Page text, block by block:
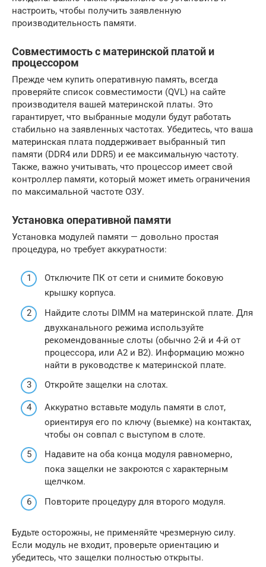
настроить, чтобы получить заявленную
производительность памяти.
Совместимость с материнской платой и
процессором
Прежде чем купить оперативную память, всегда
проверяйте список совместимости (QVL) на сайте
производителя вашей материнской платы. Это
гарантирует, что выбранные модули будут работать
стабильно на заявленных частотах. Убедитесь, что ваша
материнская плата поддерживает выбранный тип
памяти (DDR4 или DDR5) и ее максимальную частоту.
Также, важно учитывать, что процессор имеет свой
контроллер памяти, который может иметь ограничения
по максимальной частоте ОЗУ.
Установка оперативной памяти
Установка модулей памяти — довольно простая
процедура, но требует аккуратности:
Отключите ПК от сети и снимите боковую
крышку корпуса.
Найдите слоты DIMM на материнской плате. Для
двухканального режима используйте
рекомендованные слоты (обычно 2-й и 4-й от
процессора, или A2 и B2). Информацию можно
найти в руководстве к материнской плате.
Откройте защелки на слотах.
Аккуратно вставьте модуль памяти в слот,
ориентируя его по ключу (выемке) на контактах,
чтобы он совпал с выступом в слоте.
Надавите на оба конца модуля равномерно,
пока защелки не закроются с характерным
щелчком.
Повторите процедуру для второго модуля.
Будьте осторожны, не применяйте чрезмерную силу.
Если модуль не входит, проверьте ориентацию и
убедитесь, что защелки полностью открыты.